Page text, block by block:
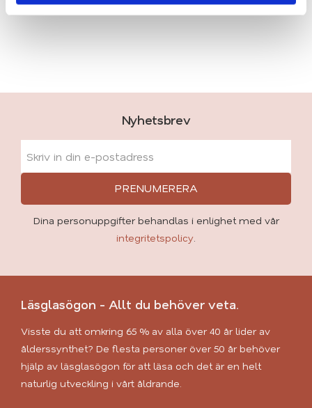
Kontakta oss här
Nyhetsbrev
PRENUMERERA
Dina personuppgifter behandlas i enlighet med vår
integritetspolicy.
Läsglasögon - Allt du behöver veta.
Visste du att omkring 65 % av alla över 40 år lider av
ålderssynthet? De flesta personer över 50 år behöver
hjälp av läsglasögon för att läsa och det är en helt
naturlig utveckling i vårt åldrande.